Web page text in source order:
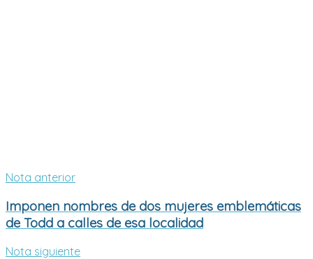
Nota anterior
Imponen nombres de dos mujeres emblemáticas
de Todd a calles de esa localidad
Nota siguiente